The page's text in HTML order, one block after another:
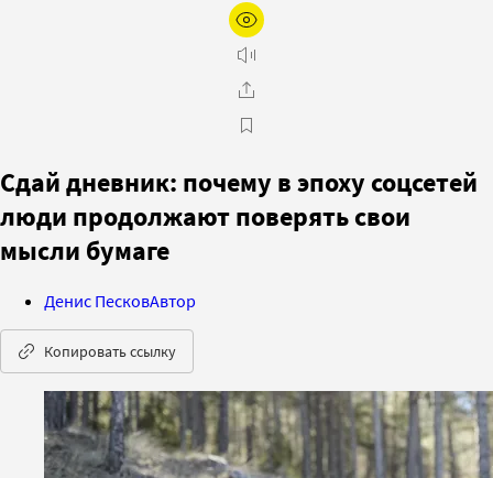
Сдай дневник: почему в эпоху соцсетей
люди продолжают поверять свои
мысли бумаге
Денис ПесковАвтор
Копировать ссылку